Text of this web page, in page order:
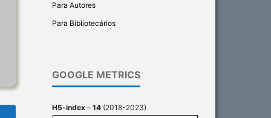
Para Autores
Para Bibliotecários
GOOGLE METRICS
H5-index – 14 (2018-2023)